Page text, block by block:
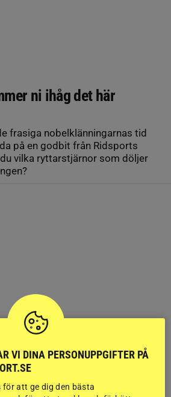
ni ihåg det här
frasiga nobelklänningarnas tid
på en godbit från Ridsports
vilka ryttarstjärnor som döljer
VI DINA PERSONUPPGIFTER PÅ
för att ge dig den bästa